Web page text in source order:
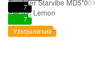
7
7
Ультралёгкий